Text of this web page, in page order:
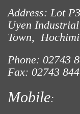
Address: Lot
Uyen
Town,
Phone: 02743
Fax: 02743
Mobile: